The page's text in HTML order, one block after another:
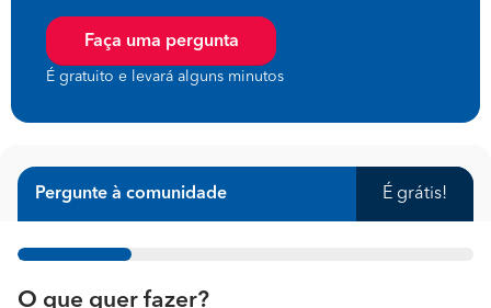
Faça uma pergunta
É gratuito e levará alguns minutos
Pergunte à comunidade É grátis!
1%
O que quer fazer?